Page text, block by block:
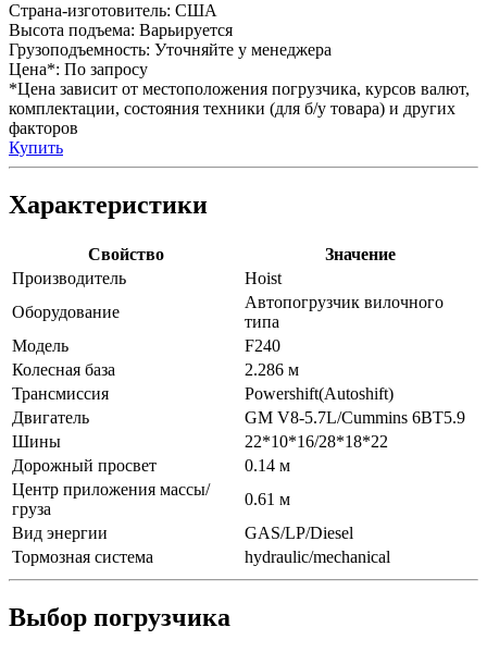
Страна-изготовитель: США
Высота подъема: Варьируется
Грузоподъемность: Уточняйте у менеджера
Цена*: По запросу
*Цена зависит от местоположения погрузчика, курсов валют,
комплектации, состояния техники (для б/у товара) и других
факторов
Купить
Характеристики
Свойство
Значение
Производитель
Hoist
Оборудование
Автопогрузчик вилочного
типа
Модель
F240
Колесная база
2.286 м
Трансмиссия
Powershift(Autoshift)
Двигатель
GM V8-5.7L/Cummins 6BT5.9
Шины
22*10*16/28*18*22
Дорожный просвет
0.14 м
Центр приложения массы/
груза
0.61 м
Вид энергии
GAS/LP/Diesel
Тормозная система
hydraulic/mechanical
Выбор погрузчика